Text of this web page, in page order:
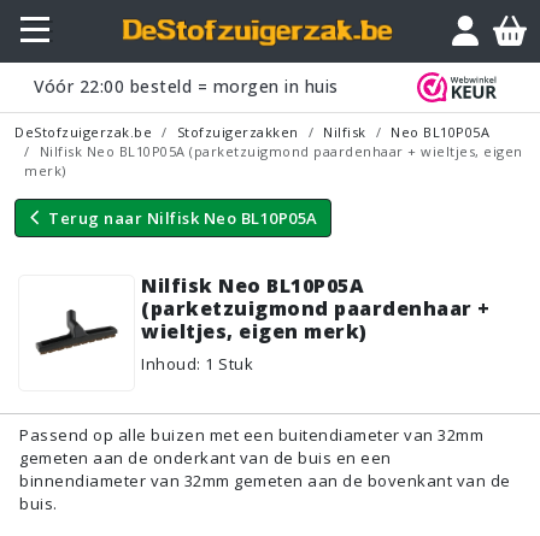
Vóór 22:00 besteld = morgen in huis
DeStofzuigerzak.be Stofzuigerzakken Nilfisk
Neo BL10P05A
Nilfisk Neo BL10P05A (parketzuigmond paardenhaar + wieltjes, eigen
merk)
Terug naar Nilfisk Neo BL10P05A
Nilfisk Neo BL10P05A
(parketzuigmond paardenhaar +
wieltjes, eigen merk)
Inhoud: 1 Stuk
Vraagje?
Passend op alle buizen met een buitendiameter van 32mm
gemeten aan de onderkant van de buis en een
binnendiameter van 32mm gemeten aan de bovenkant van de
buis.